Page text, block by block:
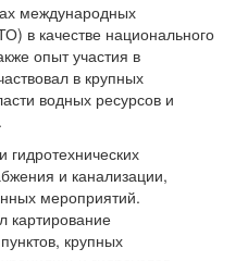
международных
в качестве национального
опыт участия в
в крупных
водных ресурсов и
гидротехнических
и канализации,
мероприятий.
картирование
крупных